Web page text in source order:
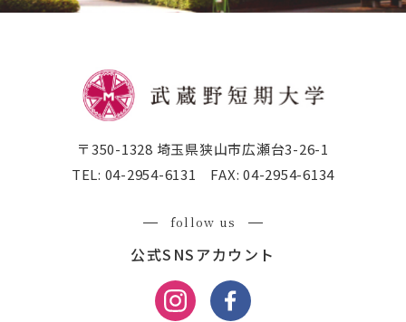
〒350-1328 埼玉県狭山市広瀬台3-26-1
TEL: 04-2954-6131 FAX: 04-2954-6134
follow us
公式SNSアカウント